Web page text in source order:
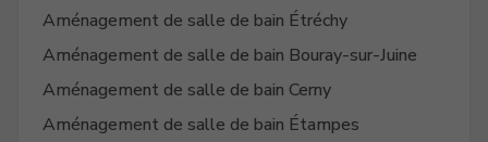
Aménagement de salle de bain Étréchy
Aménagement de salle de bain Bouray-sur-Juine
Aménagement de salle de bain Cerny
Aménagement de salle de bain Étampes